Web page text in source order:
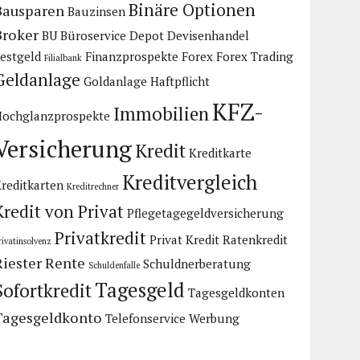
Bauzinsen Binäre Optionen
BU Büroservice Depot Devisenhandel
Filialbank Finanzprospekte Forex Forex Trading
Goldanlage Haftpflicht
ImmobilienKFZ-
Kredit Kreditkarte
Kreditrechner Kreditvergleich
von Privat Pflegetagegeldversicherung
Privatkredit Privat Kredit Ratenkredit
Rente Schuldenfalle Schuldnerberatung
Tagesgeld Tagesgeldkonten
Telefonservice Werbung